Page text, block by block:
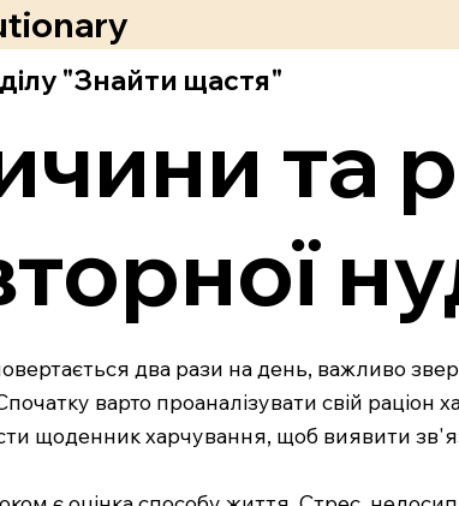
"Знайти щастя"
та
два рази на день, важливо
варто проаналізувати свій раціон
щоденник харчування, щоб виявити